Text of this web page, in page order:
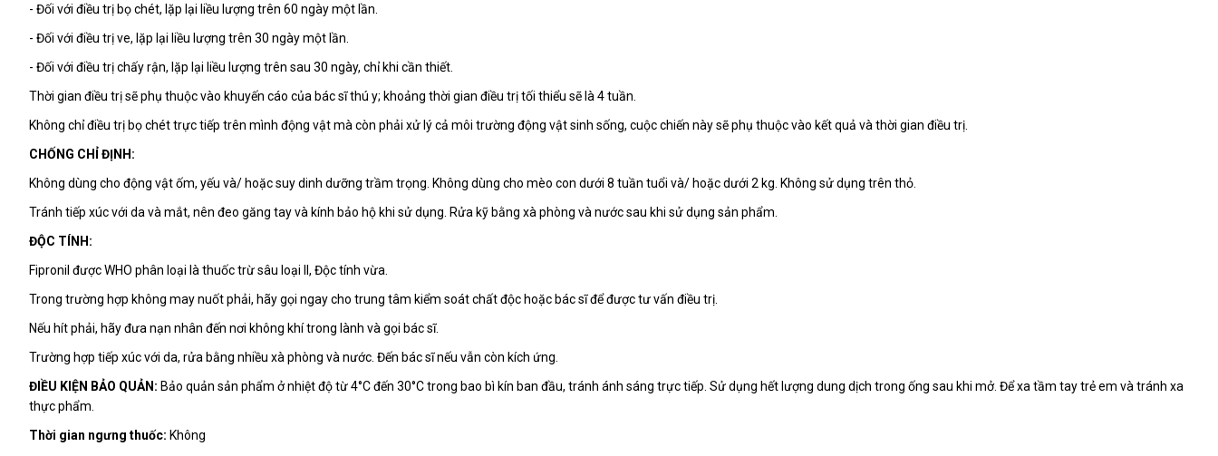
- Đối với điều trị bọ chét, lặp lại liều lượng trên 60 ngày một lần.
- Đối với điều trị ve, lặp lại liều lượng trên 30 ngày một lần.
- Đối với điều trị chấy rận, lặp lại liều lượng trên sau 30 ngày, chỉ khi cần thiết.
Thời gian điều trị sẽ phụ thuộc vào khuyến cáo của bác sĩ thú y; khoảng thời gian điều trị tối thiểu sẽ là 4 tuần.
Không chỉ điều trị bọ chét trực tiếp trên mình động vật mà còn phải xử lý cả môi trường động vật sinh sống, cuộc chiến này sẽ phụ thuộc vào kết quả và thời gian điều trị.
CHỐNG CHỈ ĐỊNH:
Không dùng cho động vật ốm, yếu và/ hoặc suy dinh dưỡng trầm trọng. Không dùng cho mèo con dưới 8 tuần tuổi và/ hoặc dưới 2 kg. Không sử dụng trên thỏ.
Tránh tiếp xúc với da và mắt, nên đeo găng tay và kính bảo hộ khi sử dụng. Rửa kỹ bằng xà phòng và nước sau khi sử dụng sản phẩm.
ĐỘC TÍNH:
Fipronil được WHO phân loại là thuốc trừ sâu loại II, Độc tính vừa.
Trong trường hợp không may nuốt phải, hãy gọi ngay cho trung tâm kiểm soát chất độc hoặc bác sĩ để được tư vấn điều trị.
Nếu hít phải, hãy đưa nạn nhân đến nơi không khí trong lành và gọi bác sĩ.
Trường hợp tiếp xúc với da, rửa bằng nhiều xà phòng và nước. Đến bác sĩ nếu vẫn còn kích ứng.
ĐIỀU KIỆN BẢO QUẢN: Bảo quản sản phẩm ở nhiệt độ từ 4°C đến 30°C trong bao bì kín ban đầu, tránh ánh sáng trực tiếp. Sử dụng hết lượng dung dịch trong ống sau khi mở. Để xa tầm tay trẻ em và tránh xa
thực phẩm.
Thời gian ngưng thuốc: Không